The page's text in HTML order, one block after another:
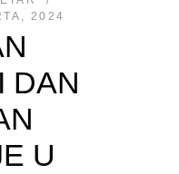
2024
DAN
U